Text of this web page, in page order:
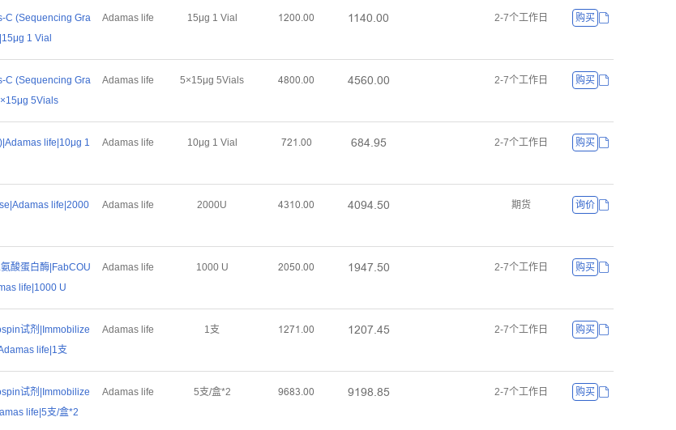
C (Sequencing Gra
1 Vial
Adamas life 15μg 1 Vial ȜĤŏŏŕŏŏ ȜȜȦŏŕŏŏ 2-7个工作日 购买
C (Sequencing Gra
5Vials
Adamas life 5×15μg 5Vials ȦȤŏŏŕŏŏ ȦŪĪŏŕŏŏ 2-7个工作日 购买
life|10μg 1
Adamas life 10μg 1 Vial ǅĤȜŕŏŏ ĪȤȦŕŽŪ 2-7个工作日 购买
life|2000
Adamas life 2000U ȦğȜŏŕŏŏ ȦŏŽȦŕŪŏ 期货 询价
酸蛋白酶|FabCOU
life|1000 U
Adamas life 1000 U ĤŏŪŏŕŏŏ ȜŽȦǅŕŪŏ 2-7个工作日 购买
试剂|Immobilize
life|1支
Adamas life 1支 ȜĤǅȜŕŏŏ ȜĤŏǅŕȦŪ 2-7个工作日 购买
试剂|Immobilize
life|5支/盒*2
Adamas life 5支/盒*2 ŽĪȤğŕŏŏ ŽȜŽȤŕȤŪ 2-7个工作日 购买